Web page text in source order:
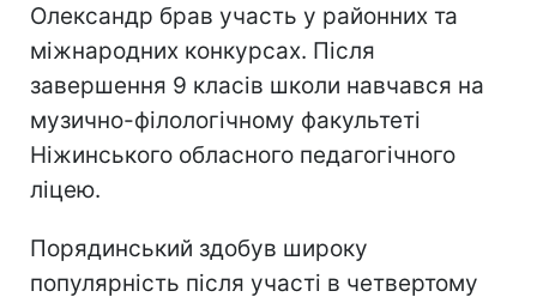
Олександр брав участь у районних та
міжнародних конкурсах. Після
завершення 9 класів школи навчався на
музично-філологічному факультеті
Ніжинського обласного педагогічного
ліцею.
Порядинський здобув широку
популярність після участі в четвертому